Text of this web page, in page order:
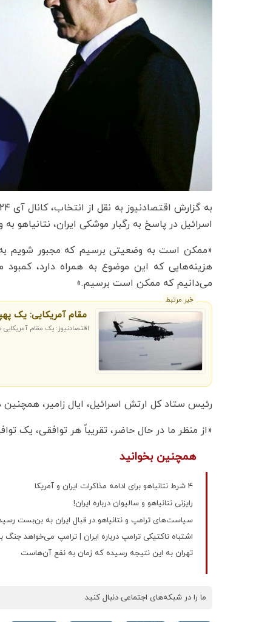
اسرائیل در پاسخ به رگبار موشکی ایران، نتانیاهو
«ممکن است به وضعیتی برسیم که مجبور شویم به
هزینه‌هایی که این موضوع به همراه دارد،
می‌دانیم که ممکن است برسیم.»
خبر مرتبط
مقام آمریکایی: یک
اقتصادنیوز: یک مقام آمریکایی
رئیس ستاد کل ارتش اسرائیل، ایال زامیر،
«از منظر ما در حال حاضر، تقریباً هر توافقی، یک
همچنین بخوانید
4 شرط نتانیاهو برای ادامه مذاکرات ایران و آمریکا
رایزنی نتانیاهو و سالیوان درباره ایران!
سیاست‌های ترامپ و نتانیاهو در قبال ایران به بن‌بست
اشتباه تاکتیکی ترامپ درباره ایران | ترامپ می‌خواهد
تهران به این نتیجه رسیده که زمان به نفع آن‌هاست
ما را در شبکه‌های اجتماعی دنبال کنید